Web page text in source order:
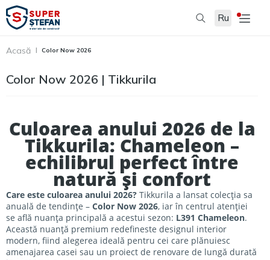
Ru
Acasă Color Now 2026
Color Now 2026 | Tikkurila
Culoarea anului 2026 de la
Tikkurila: Chameleon –
echilibrul perfect între
natură și confort
Care este culoarea anului 2026? Tikkurila a lansat colecția sa
anuală de tendințe – Color Now 2026, iar în centrul atenției
se află nuanța principală a acestui sezon: L391 Chameleon.
Această nuanță premium redefineste designul interior
modern, fiind alegerea ideală pentru cei care plănuiesc
amenajarea casei sau un proiect de renovare de lungă durată